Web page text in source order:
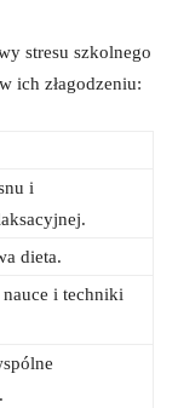
stresu ⁢szkolnego
ich złagodzeniu:
i
dieta.
i techniki